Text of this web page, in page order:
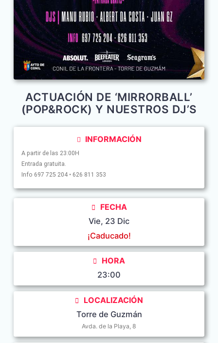
ACTUACIÓN DE ‘MIRRORBALL’
(POP&ROCK) Y NUESTROS DJ’S
INFORMACIÓN
A partir de las 23:00H
Entrada gratuita.
Info 697 725 204 • 626 811 353
FECHA
Vie, 23 Dic
¡Caducado!
HORA
23:00
LOCALIZACIÓN
Torre de Guzmán
Avda. de la Playa, 8